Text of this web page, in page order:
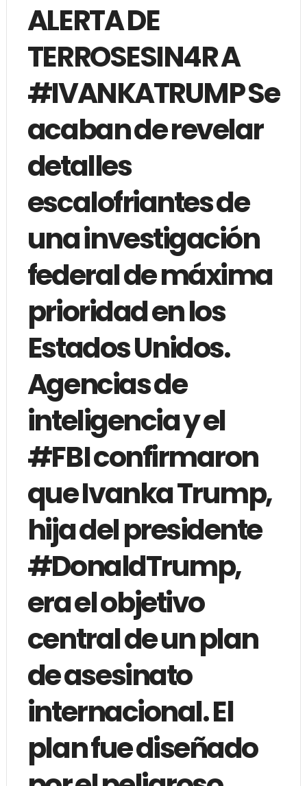
ALERTA DE
TERROSESIN4R A
#IVANKATRUMP Se
acaban de revelar
detalles
escalofriantes de
una investigación
federal de máxima
prioridad en los
Estados Unidos.
Agencias de
inteligencia y el
#FBI confirmaron
que Ivanka Trump,
hija del presidente
#DonaldTrump,
era el objetivo
central de un plan
de asesinato
internacional. El
plan fue diseñado